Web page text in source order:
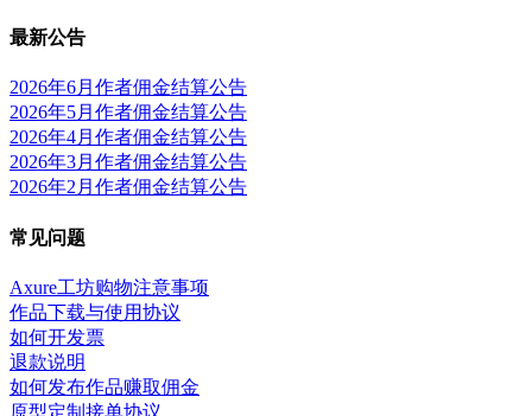
最新公告
2026年6月作者佣金结算公告
2026年5月作者佣金结算公告
2026年4月作者佣金结算公告
2026年3月作者佣金结算公告
2026年2月作者佣金结算公告
常见问题
Axure工坊购物注意事项
作品下载与使用协议
如何开发票
退款说明
如何发布作品赚取佣金
原型定制接单协议